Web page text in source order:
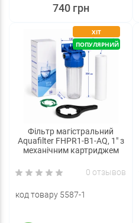
740 грн
ХІТ
ПОПУЛЯРНИЙ
Фільтр магістральний
Aquafilter FHPR1-B1-AQ, 1" з
механічним картриджем
0 отзывов
код товару 5587-1